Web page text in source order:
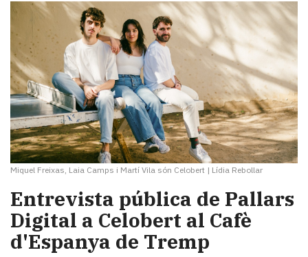
Miquel Freixas, Laia Camps i Martí Vila són Celobert | Lídia Rebollar
Entrevista pública de Pallars
Digital a Celobert al Cafè
d'Espanya de Tremp